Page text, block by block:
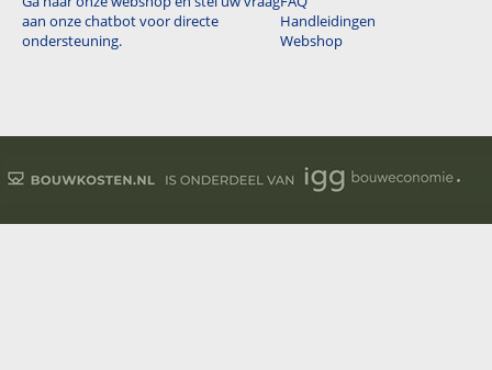
aan onze chatbot voor directe
ondersteuning.
Handleidingen
Webshop